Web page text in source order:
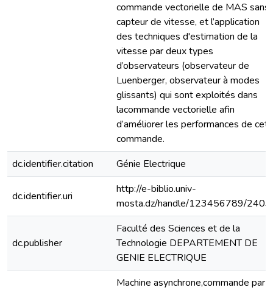
commande vectorielle de MAS sans
capteur de vitesse, et l’application
des techniques d'estimation de la
vitesse par deux types
d’observateurs (observateur de
Luenberger, observateur à modes
glissants) qui sont exploités dans
lacommande vectorielle afin
d’améliorer les performances de
commande.
dc.identifier.citation
Génie Electrique
dc.identifier.uri
http://e-biblio.univ-
mosta.dz/handle/123456789/
dc.publisher
Faculté des Sciences et de la
Technologie DEPARTEMENT DE
GENIE ELECTRIQUE
Machine asynchrone,commande par